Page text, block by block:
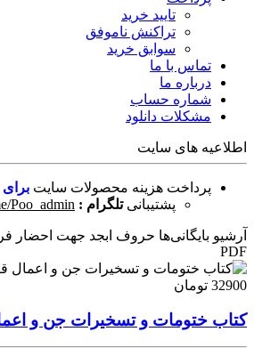
تایید خرید
تراکنش ناموفق
سوابق خرید
تماس با ما
درباره ما
شماره حساب
مشکلات دانلود
اطلاعیه های سایت
پرداخت هزینه محصولات سایت برای
پشتیبانی تلگرام : Poo_admin
آرشیو بایگانی‌ها حروف ابجد جهت احضار
PDF
32900 تومان
کتاب ختومات و تسخیرات جن و